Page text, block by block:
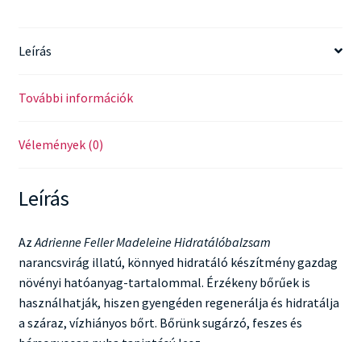
Leírás
További információk
Vélemények (0)
Leírás
AzAdrienne Feller Madeleine Hidratálóbalzsam
narancsvirág illatú, könnyed hidratáló készítmény gazdag
növényi hatóanyag-tartalommal. Érzékeny bőrűek is
használhatják, hiszen gyengéden regenerálja és hidratálja
a száraz, vízhiányos bőrt. Bőrünk sugárzó, feszes és